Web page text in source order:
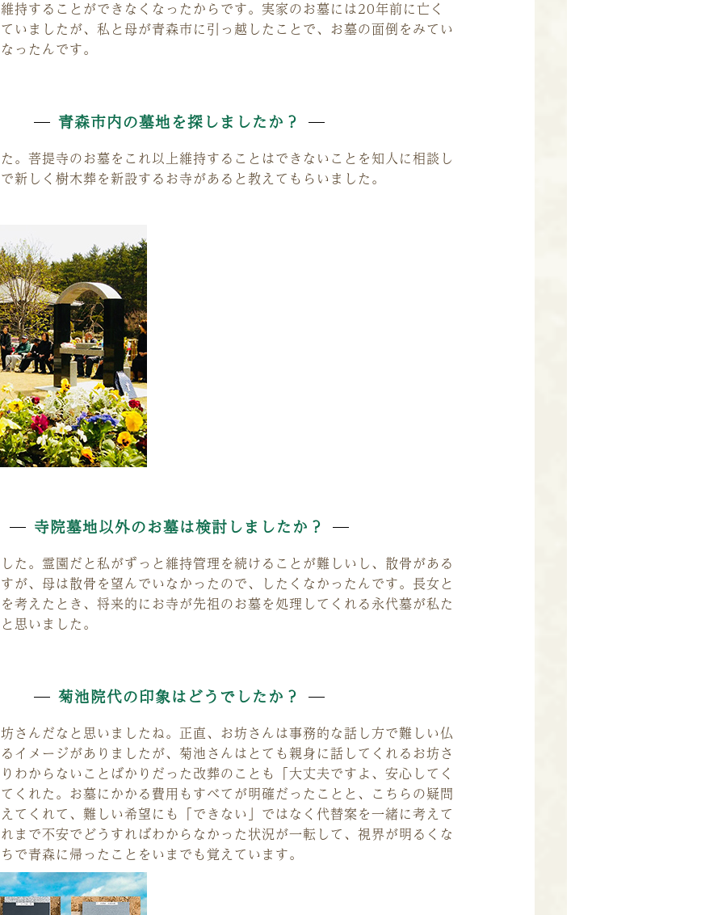
持することができなくなったからです。実家のお墓には20年前に亡く
いましたが、私と母が青森市に引っ越したことで、お墓の面倒をみてい
ったんです。
青森市内の墓地を探しましたか？
。菩提寺のお墓をこれ以上維持することはできないことを知人に相談し
新しく樹木葬を新設するお寺があると教えてもらいました。
寺院墓地以外のお墓は検討しましたか？
た。霊園だと私がずっと維持管理を続けることが難しいし、散骨がある
が、母は散骨を望んでいなかったので、したくなかったんです。長女と
考えたとき、将来的にお寺が先祖のお墓を処理してくれる永代墓が私た
思いました。
菊池院代の印象はどうでしたか？
さんだなと思いましたね。正直、お坊さんは事務的な話し方で難しい仏
イメージがありましたが、菊池さんはとても親身に話してくれるお坊さ
わからないことばかりだった改葬のことも「大丈夫ですよ、安心してく
くれた。お墓にかかる費用もすべてが明確だったことと、こちらの疑問
てくれて、難しい希望にも「できない」ではなく代替案を一緒に考えて
まで不安でどうすればわからなかった状況が一転して、視界が明るくな
で青森に帰ったことをいまでも覚えています。